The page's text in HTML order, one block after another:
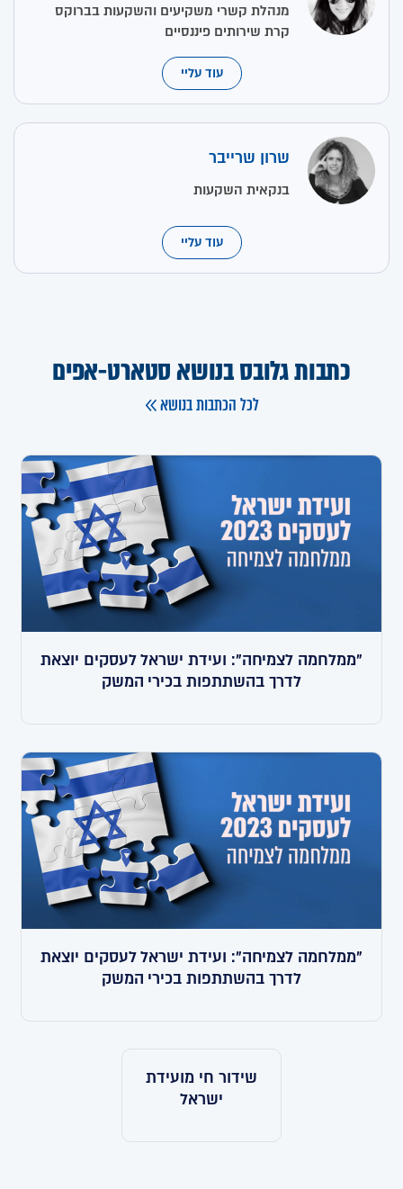
מנהלת קשרי משקיעים והשקעות בברוקס
קרת שירותים פיננסיים
עוד עליי
שרון שרייבר
בנקאית השקעות
עוד עליי
כתבות גלובס בנושא סטארט-אפים
לכל הכתבות בנושא
"ממלחמה לצמיחה": ועידת ישראל לעסקים יוצאת
לדרך בהשתתפות בכירי המשק
"ממלחמה לצמיחה": ועידת ישראל לעסקים יוצאת
לדרך בהשתתפות בכירי המשק
שידור חי מועידת
ישראל